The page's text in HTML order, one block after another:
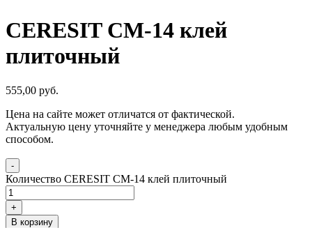
CERESIT CM-14 клей
плиточный
555,00 руб.
Цена на сайте может отличатся от фактической.
Актуальную цену уточняйте у менеджера любым удобным
способом.
-
Количество CERESIT CM-14 клей плиточный
+
В корзину